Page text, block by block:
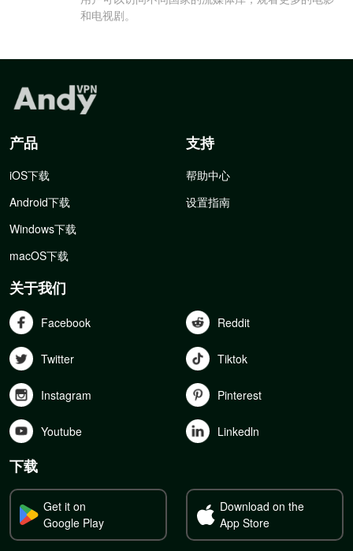
和电视剧。
产品
iOS下载
Android下载
Windows下载
macOS下载
支持
帮助中心
设置指南
关于我们
Facebook Reddit
Twitter Tiktok
Instagram Pinterest
Youtube Linkedln
下载
Get it on
Google Play
Download on the
App Store